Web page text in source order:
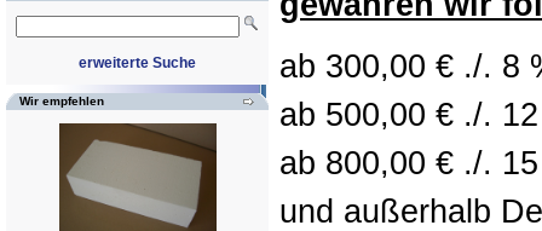
erweiterte Suche
Wir empfehlen
ab 300,00 € ./. 8
ab 500,00 € ./.
ab 800,00 € ./.
und außerhalb